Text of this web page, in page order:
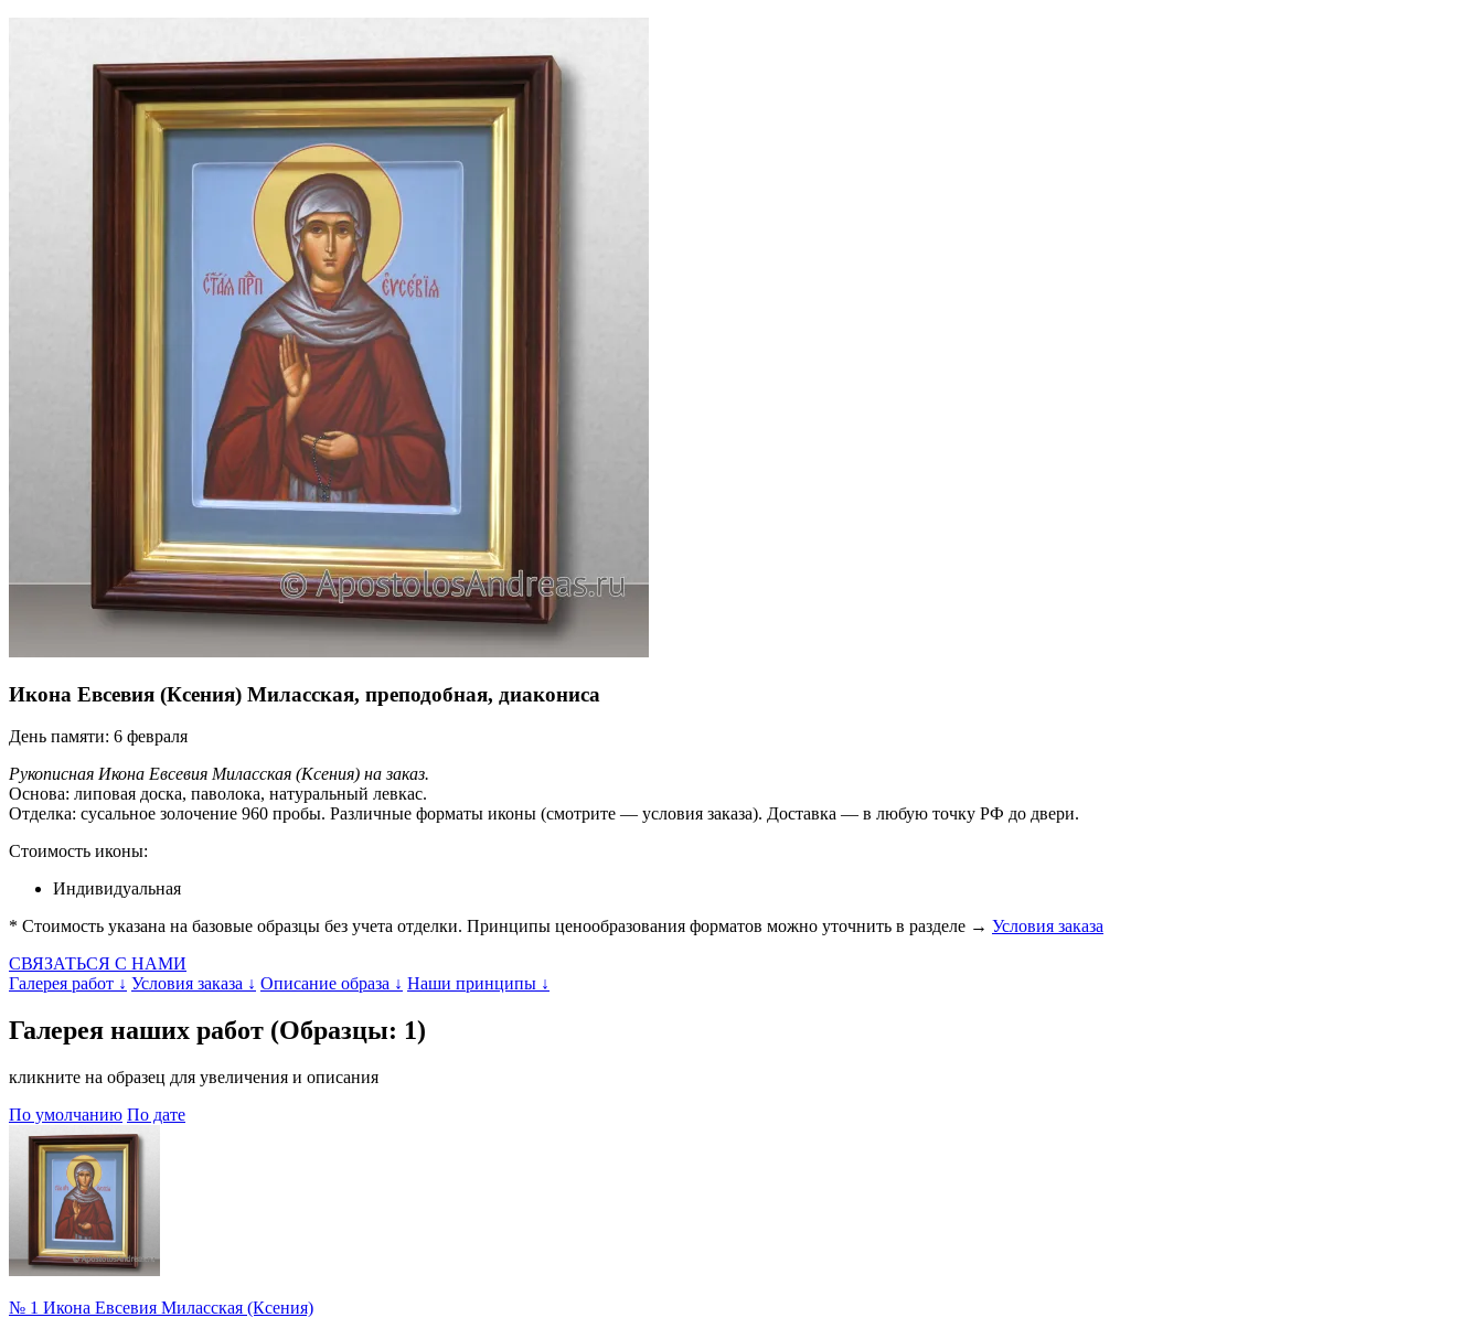
Икона Евсевия (Ксения) Миласская, преподобная, диакониса
День памяти: 6 февраля
Рукописная Икона Евсевия Миласская (Ксения) на заказ.
Основа: липовая доска, паволока, натуральный левкас.
Отделка: сусальное золочение 960 пробы. Различные форматы иконы (смотрите — условия заказа). Доставка — в любую точку РФ до двери.
Стоимость иконы:
Индивидуальная
* Стоимость указана на базовые образцы без учета отделки. Принципы ценообразования форматов можно уточнить в разделе → Условия заказа
СВЯЗАТЬСЯ С НАМИ
Галерея работ ↓ Условия заказа ↓ Описание образа ↓ Наши принципы ↓
Галерея наших работ (Образцы: 1)
кликните на образец для увеличения и описания
По умолчанию По дате
№ 1 Икона Евсевия Миласская (Ксения)